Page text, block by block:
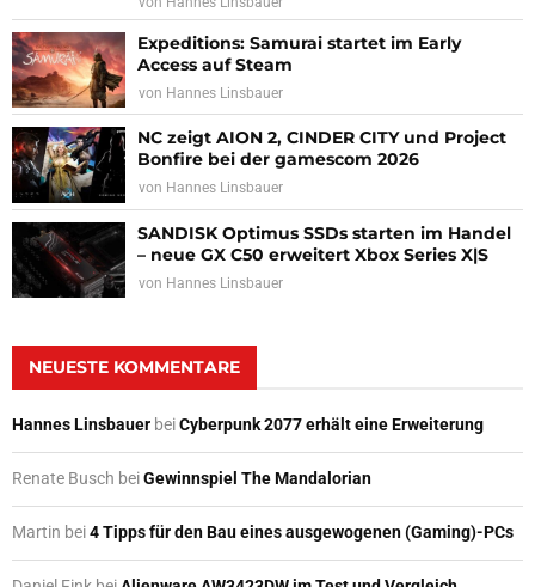
Expeditions: Samurai startet im Early
Access auf Steam
von Hannes Linsbauer
NC zeigt AION 2, CINDER CITY und Project
Bonfire bei der gamescom 2026
von Hannes Linsbauer
SANDISK Optimus SSDs starten im Handel
– neue GX C50 erweitert Xbox Series X|S
von Hannes Linsbauer
NEUESTE KOMMENTARE
Hannes Linsbauer beiCyberpunk 2077 erhält eine Erweiterung
Renate Busch beiGewinnspiel The Mandalorian
Martin bei4 Tipps für den Bau eines ausgewogenen (Gaming)-PCs